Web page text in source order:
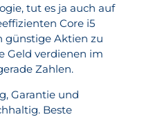
tut es ja auch auf
Core i5
günstige Aktien zu
Geld verdienen im
Zahlen.
Garantie und
Beste